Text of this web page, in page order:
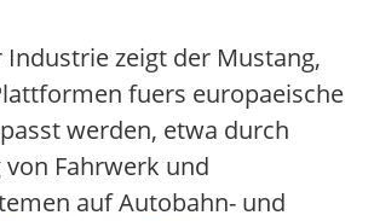
Industrie zeigt der Mustang,
fuers europaeische
werden, etwa durch
Fahrwerk und
auf Autobahn- und